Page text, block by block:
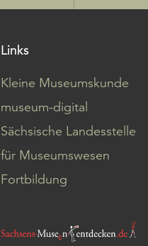
Links
Kleine Museumskunde
museum-digital
Sächsische Landesstelle
für Museumswesen
Fortbildung